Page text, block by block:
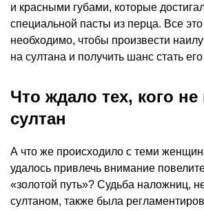
и красными губами, которые
специальной пасты из перца. Все
необходимо, чтобы произвести
на султана и получить шанс стать
Что ждало тех, кого
султан
А что же происходило с теми
удалось привлечь внимание
«золотой путь»? Судьба наложниц,
султаном, также была